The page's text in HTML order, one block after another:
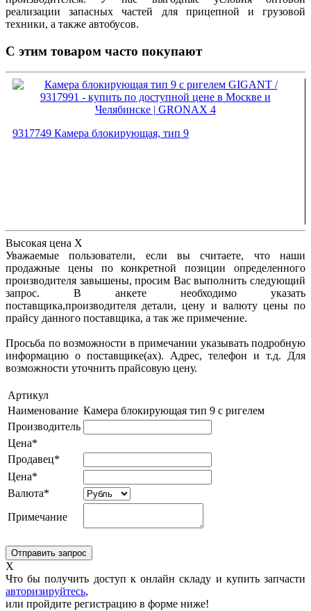
реализации запасных частей для прицепной и грузовой
техники, а также автобусов.
С этим товаром часто покупают
9317749 Камера блокирующая, тип 9
Высокая цена X
Уважаемые пользователи, если вы считаете, что наши
продажные цены по конкретной позиции определенного
производителя завышены, просим Вас выполнить следующий
запрос. В анкете необходимо указать
поставщика,производителя детали, цену и валюту цены по
прайсу данного поставщика, а так же примечение.
Просьба по возможности в примечании указывать подробную
информацию о поставщике(ах). Адрес, телефон и т.д. Для
возможности уточнить прайсовую цену.
Артикул
Наименование Камера блокирующая тип 9 с ригелем
Производитель
Цена*
Продавец*
Цена*
Валюта*
Примечание
X
Что бы получить доступ к онлайн складу и купить запчасти
авторизируйтесь,
или пройдите регистрацию в форме ниже!